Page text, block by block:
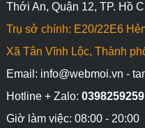
Thới An, Quận 12, TP. Hồ
Trụ sở chính: E20/22E6
Xã Tân Vĩnh Lộc, Thành
Email: info@webmoi.vn -
Hotline + Zalo: 0398259259
Giờ làm việc: 08:00 - 20:00